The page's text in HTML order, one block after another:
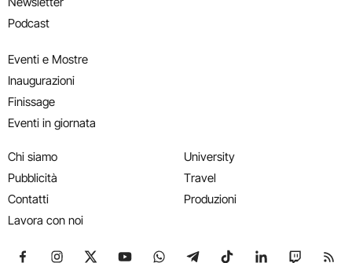
Podcast
Eventi e Mostre
Inaugurazioni
Finissage
Eventi in giornata
Chi siamo
Pubblicità
Contatti
Lavora con noi
University
Travel
Produzioni
Seguici su Facebook
Seguici su Instagram
Seguici su X
Seguici su YouTube
Seguici su WhatsApp
Seguici su Telegram
Seguici su TikTok
Seguici su
Seguici